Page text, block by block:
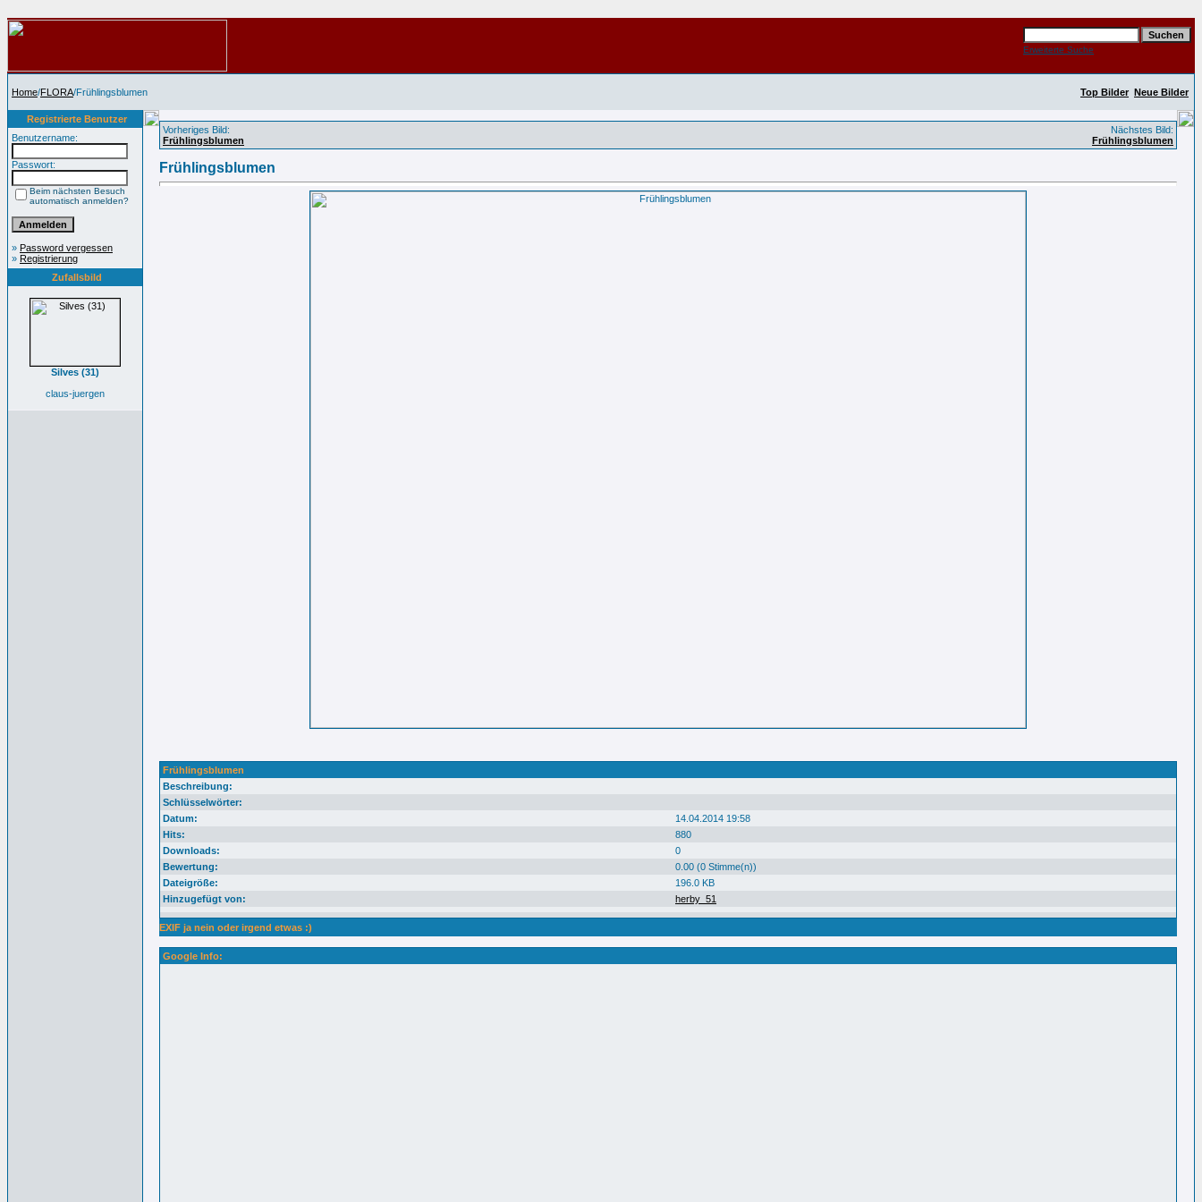
Erweiterte Suche
Home/FLORA/Frühlingsblumen Top Bilder Neue Bilder
Registrierte Benutzer
Benutzername:
Passwort:
Beim nächsten Besuch
automatisch anmelden?
» Password vergessen
» Registrierung
Zufallsbild
Silves (31)
claus-juergen
Vorheriges Bild:
Frühlingsblumen
Nächstes Bild:
Frühlingsblumen
Frühlingsblumen
Frühlingsblumen
Beschreibung:
Schlüsselwörter:
Datum:
14.04.2014 19:58
Hits:
880
Downloads:
0
Bewertung:
0.00 (0 Stimme(n))
Dateigröße:
196.0 KB
Hinzugefügt von:
herby_51
EXIF ja nein oder irgend etwas :)
Google Info: